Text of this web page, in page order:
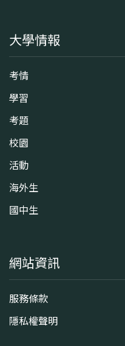
大學情報
考情
學習
考題
校園
活動
海外生
國中生
網站資訊
服務條款
隱私權聲明